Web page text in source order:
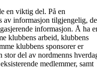
en viktig del. På en
av informasjon tilgjengelig,
informasjon. Å ha
klubbens arbeid, klubbens
klubbens sponsorer er
del av nordmenns
medlemmer, samt